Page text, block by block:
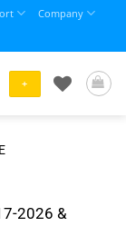
Company
+
2026 &